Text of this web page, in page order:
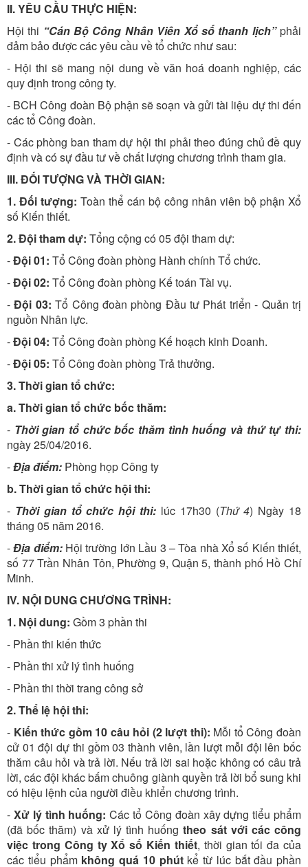
II. YÊU CẦU THỰC HIỆN:
Hội thi “Cán Bộ Công Nhân Viên Xổ số thanh lịch”phải
đảm bảo được các yêu cầu về tổ chức như sau:
- Hội thi sẽ mang nội dung về văn hoá doanh nghiệp, các
quy định trong công ty.
- BCH Công đoàn Bộ phận sẽ soạn và gửi tài liệu dự thi đến
các tổ Công đoàn.
- Các phòng ban tham dự hội thi phải theo đúng chủ đề quy
định và có sự đầu tư về chất lượng chương trình tham gia.
III. ĐỐI TƯỢNG VÀ THỜI GIAN:
1. Đối tượng: Toàn thể cán bộ công nhân viên bộ phận Xổ
số Kiến thiết.
2. Đội tham dự: Tổng cộng có 05 đội tham dự:
-Đội 01: Tổ Công đoàn phòng Hành chính Tổ chức.
-Đội 02: Tổ Công đoàn phòng Kế toán Tài vụ.
-Đội 03: Tổ Công đoàn phòng Đầu tư Phát triển - Quản trị
nguồn Nhân lực.
-Đội 04: Tổ Công đoàn phòng Kế hoạch kinh Doanh.
-Đội 05: Tổ Công đoàn phòng Trả thưởng.
3. Thời gian tổ chức:
a. Thời gian tổ chức bốc thăm:
- Thời gian tổ chức bốc thăm tình huống và thứ tự thi:
ngày 25/04/2016.
-Địa điểm: Phòng họp Công ty
b. Thời gian tổ chức hội thi:
- Thời gian tổ chức hội thi: lúc 17h30 (Thứ 4) Ngày 18
tháng 05 năm 2016.
-Địa điểm:Hội trường lớn Lầu 3 – Tòa nhà Xổ số Kiến thiết,
số 77 Trần Nhân Tôn, Phường 9, Quận 5, thành phố Hồ Chí
Minh.
IV. NỘI DUNG CHƯƠNG TRÌNH:
1. Nội dung: Gồm 3 phần thi
- Phần thi kiến thức
- Phần thi xử lý tình huống
- Phần thi thời trang công sở
2.Thể lệ hội thi:
- Kiến thức gồm 10 câu hỏi (2 lượt thi): Mỗi tổ Công đoàn
cử 01 đội dự thi gồm 03 thành viên, lần lượt mỗi đội lên bốc
thăm câu hỏi và trả lời. Nếu trả lời sai hoặc không có câu trả
lời, các đội khác bấm chuông giành quyền trả lời bổ sung khi
có hiệu lệnh của người điều khiển chương trình.
- Xử lý tình huống: Các tổ Công đoàn xây dựng tiểu phẩm
(đã bốc thăm) và xử lý tình huốngtheo sát với các công
việc trong Công ty Xổ số Kiến thiết, thời gian tối đa của
các tiểu phẩm không quá 10 phútkể từ lúc bắt đầu phần